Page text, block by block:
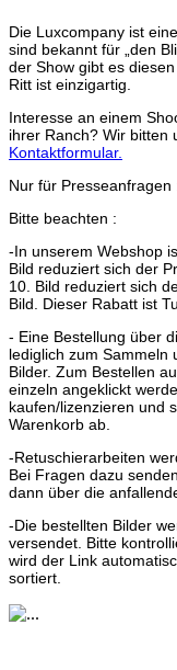
Die Luxcompany ist
sind bekannt für „den
der Show gibt es
Ritt ist einzigartig.
Interesse an einem
ihrer Ranch? Wir bitten
Kontaktformular.
Nur für Presseanfragen
Bitte beachten :
-In unserem Webshop
Bild reduziert sich der
10. Bild reduziert sich
Bild. Dieser Rabatt ist
- Eine Bestellung über
lediglich zum Sammeln
Bilder. Zum Bestellen
einzeln angeklickt
kaufen/lizenzieren und
Warenkorb ab.
-Retuschierarbeiten
Bei Fragen dazu
dann über die
-Die bestellten Bilder
versendet. Bitte
wird der Link
sortiert.